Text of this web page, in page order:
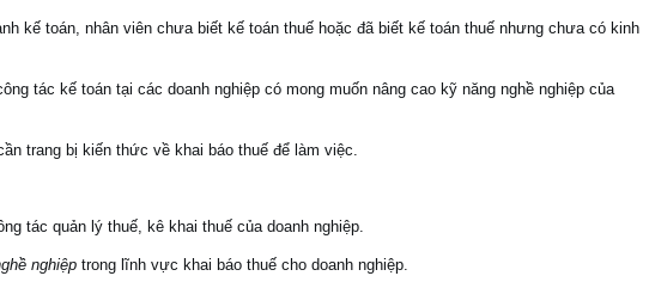
kế toán, nhân viên chưa biết kế toán thuế hoặc đã biết kế toán thuế nhưng chưa có kinh
tác kế toán tại các doanh nghiệp có mong muốn nâng cao kỹ năng nghề nghiệp của
trang bị kiến thức về khai báo thuế để làm việc.
tác quản lý thuế, kê khai thuế của doanh nghiệp.
nghiệp trong lĩnh vực khai báo thuế cho doanh nghiệp.